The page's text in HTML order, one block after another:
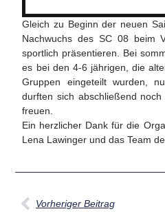
Gleich zu Beginn der neuen
Nachwuchs des SC 08 beim
sportlich präsentieren. Bei
es bei den 4-6 jährigen, die
Gruppen eingeteilt wurden,
durften sich abschließend
freuen.
Ein herzlicher Dank für die
Lena Lawinger und das Team
Vorheriger Beitrag